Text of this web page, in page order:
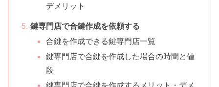
デメリット
鍵専門店で合鍵作成を依頼する
合鍵を作成できる鍵専門店一覧
鍵専門店で合鍵を作成した場合の時間と値
段